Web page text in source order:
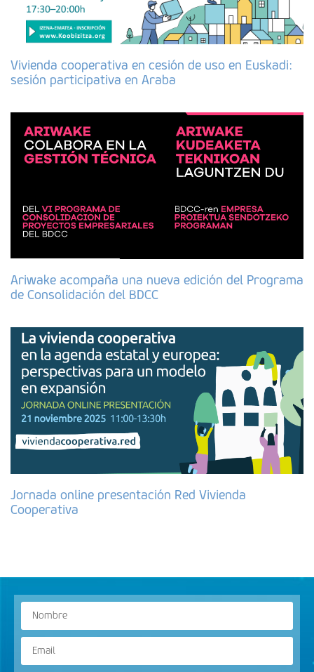
Vivienda cooperativa en cesión de uso en Euskadi:
sesión participativa en Araba
Ariwake acompaña una nueva edición del Programa
de Consolidación del BDCC
Jornada online presentación Red Vivienda
Cooperativa